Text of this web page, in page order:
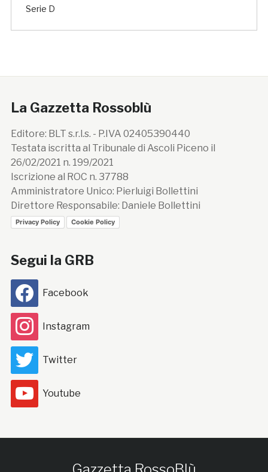
Serie D
La Gazzetta Rossoblù
Editore: BLT s.r.l.s. - P.IVA 02405390440
Testata iscritta al Tribunale di Ascoli Piceno il
26/02/2021 n. 199/2021
Iscrizione al ROC n. 37788
Amministratore Unico: Pierluigi Bollettini
Direttore Responsabile: Daniele Bollettini
Privacy Policy Cookie Policy
Segui la GRB
Facebook
Instagram
Twitter
Youtube